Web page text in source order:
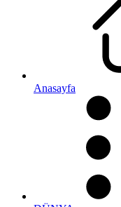
Anasayfa